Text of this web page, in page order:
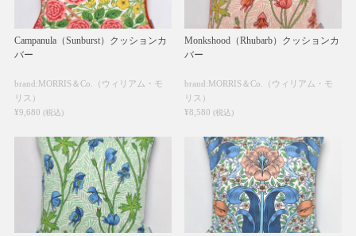
Campanula（Sunburst）クッションカ
バー
brand:MORRIS＆Co.（ウィリアム・モ
リス）
¥9,680 (税込)
Monkshood（Rhubarb）クッションカ
バー
brand:MORRIS＆Co.（ウィリアム・モ
リス）
¥8,580(税込)